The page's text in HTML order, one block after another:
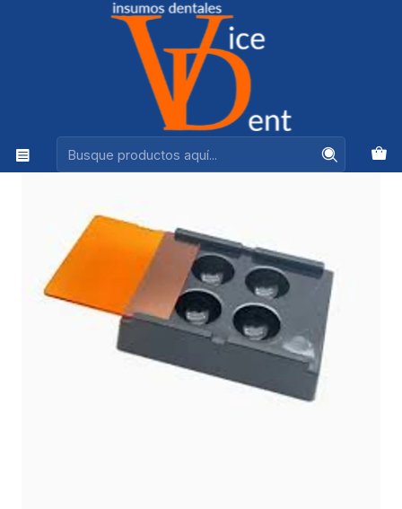
Ventas +56944575313
INSTRUMENTAL
DISPENSADOR DE RESINA DENTBYS (4 MIXING)